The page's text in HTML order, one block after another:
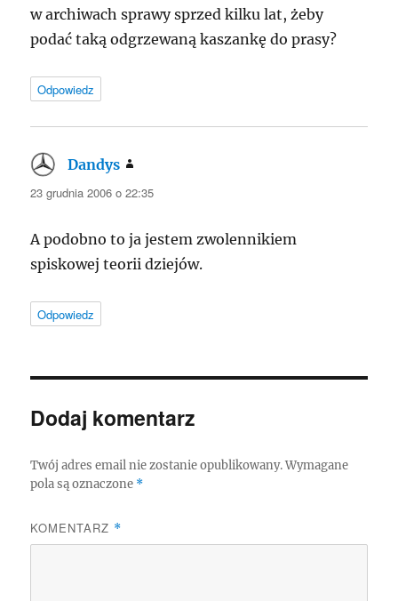
w archiwach sprawy sprzed kilku lat, żeby
podać taką odgrzewaną kaszankę do prasy?
Odpowiedz
Dandys
23 grudnia 2006 o 22:35
A podobno to ja jestem zwolennikiem
spiskowej teorii dziejów.
Odpowiedz
Dodaj komentarz
Twój adres email nie zostanie opublikowany. Wymagane
pola są oznaczone *
KOMENTARZ *